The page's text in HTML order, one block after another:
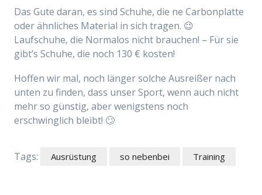
Das Gute daran, es sind Schuhe, die ne Carbonplatte
oder ähnliches Material in sich tragen. 😉
Laufschuhe, die Normalos nicht brauchen! – Für sie
gibt’s Schuhe, die noch 130 € kosten!
Hoffen wir mal, noch länger solche Ausreißer nach
unten zu finden, dass unser Sport, wenn auch nicht
mehr so günstig, aber wenigstens noch
erschwinglich bleibt! 🙄
Tags: Ausrüstung so nebenbei Training